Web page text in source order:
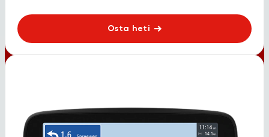
Osta heti